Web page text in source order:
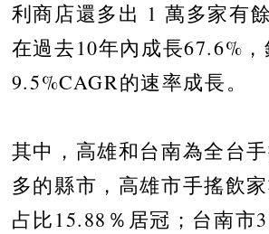
利商店還多出 1 萬多家有
在過去10年內成長67.6%
9.5%CAGR的速率成長。
其中，高雄和台南為全台
多的縣市，高雄市手搖飲家
占比15.88％居冠；台南市